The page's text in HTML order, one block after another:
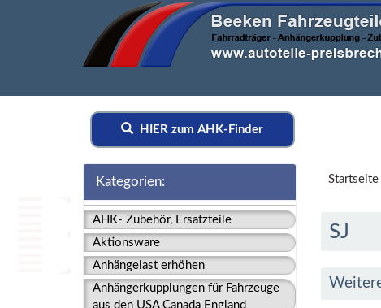
HIER zum AHK-Finder
Kategorien:
AHK- Zubehör, Ersatzteile
Aktionsware
Anhängelast erhöhen
Anhängerkupplungen für Fahrzeuge
aus den USA Canada England
Startseite
SJ